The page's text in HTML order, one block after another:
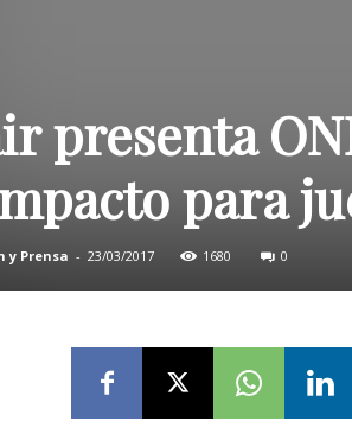
presenta
para
y Prensa - 23/03/2017 1680 0